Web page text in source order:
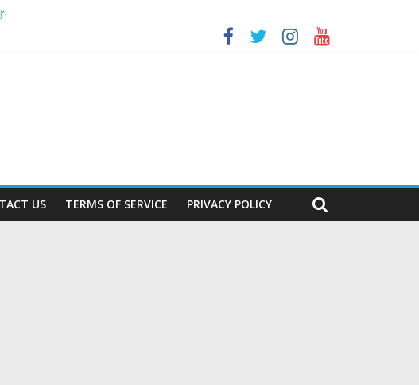
!
ആരോപണവുമായി എ.എഫ്.എ പ്രസിഡൻ്റ് ടാപ്പിയ
പരിശീലകൻ
നെയ്മർ
US TERMS OF SERVICE PRIVACY POLICY